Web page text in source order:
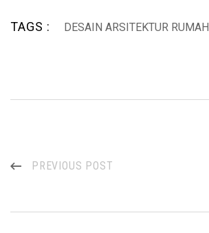
TAGS : DESAIN ARSITEKTUR RUMAH
PREVIOUS POST